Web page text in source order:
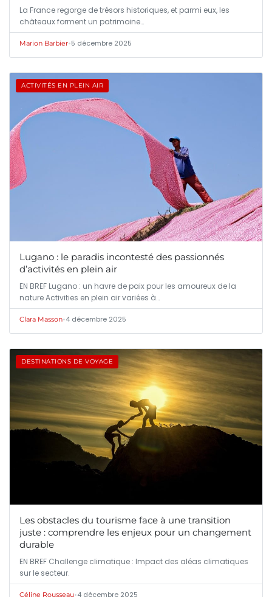
La France regorge de trésors historiques, et parmi eux, les
châteaux forment un patrimoine…
Marion Barbier•5 décembre 2025
ACTIVITÉS EN PLEIN AIR
Lugano : le paradis incontesté des passionnés
d’activités en plein air
EN BREF Lugano : un havre de paix pour les amoureux de la
nature Activities en plein air variées à…
Clara Masson•4 décembre 2025
DESTINATIONS DE VOYAGE
Les obstacles du tourisme face à une transition
juste : comprendre les enjeux pour un changement
durable
EN BREF Challenge climatique : Impact des aléas climatiques
sur le secteur.
Céline Rousseau•4 décembre 2025